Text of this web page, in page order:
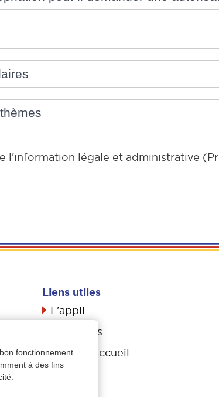
fonctionnement.
à des fins
l'information légale et administrative
Liens utiles
L'appli
Actualités
Livret d’accueil